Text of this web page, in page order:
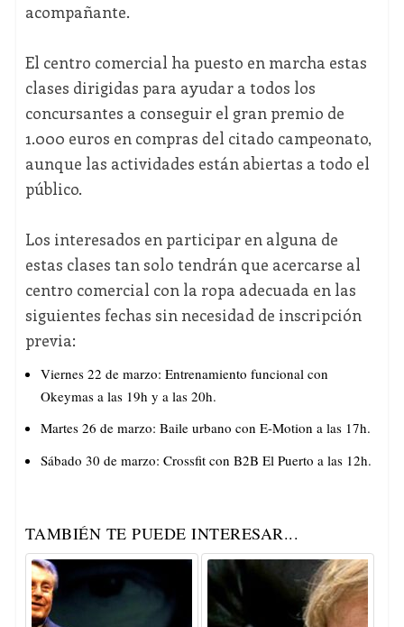
acompañante.
El centro comercial ha puesto en marcha estas
clases dirigidas para ayudar a todos los
concursantes a conseguir el gran premio de
1.000 euros en compras del citado campeonato,
aunque las actividades están abiertas a todo el
público.
Los interesados en participar en alguna de
estas clases tan solo tendrán que acercarse al
centro comercial con la ropa adecuada en las
siguientes fechas sin necesidad de inscripción
previa:
Viernes 22 de marzo: Entrenamiento funcional con
Okeymas a las 19h y a las 20h.
Martes 26 de marzo: Baile urbano con E-Motion a las 17h.
Sábado 30 de marzo: Crossfit con B2B El Puerto a las 12h.
TAMBIÉN TE PUEDE INTERESAR...